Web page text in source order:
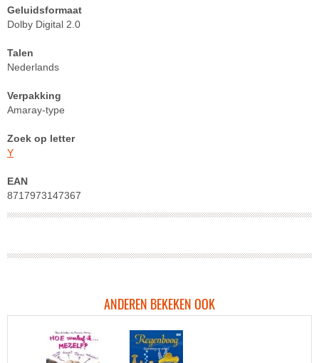
Geluidsformaat
Dolby Digital 2.0
Talen
Nederlands
Verpakking
Amaray-type
Zoek op letter
Y
EAN
8717973147367
ANDEREN BEKEKEN OOK